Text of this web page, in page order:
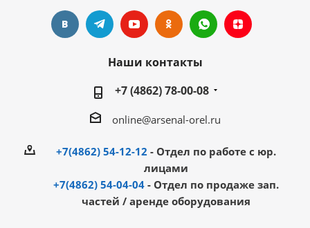
Наши контакты
+7 (4862) 78-00-08
online@arsenal-orel.ru
+7(4862) 54-12-12 - Отдел по работе с юр.
лицами
+7(4862) 54-04-04 - Отдел по продаже зап.
частей / аренде оборудования